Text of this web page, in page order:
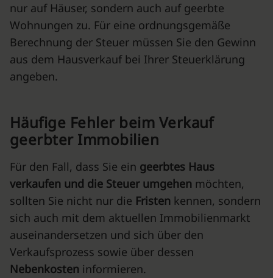
nur auf Häuser, sondern auch auf geerbte
Wohnungen zu. Für eine ordnungsgemäße
Berechnung der Steuer müssen Sie den Gewinn
aus dem Hausverkauf bei Ihrer Steuerklärung
angeben.
Häufige Fehler beim Verkauf
geerbter Immobilien
Für den Fall, dass Sie ein geerbtes Haus
verkaufen und die Steuerumgehen möchten,
sollten Sie nicht nur die Fristen kennen, sondern
sich auch mit dem aktuellen Immobilienmarkt
auseinandersetzen und sich über den
Verkaufsprozess sowie über dessen
Nebenkosten informieren.